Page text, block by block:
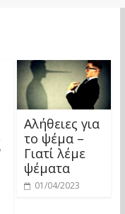
Αλήθειες για
το ψέμα –
Γιατί λέμε
ψέματα
01/04/2023